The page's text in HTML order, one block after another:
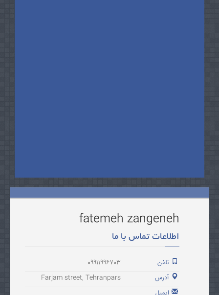
fatemeh zangeneh
اطلاعات تماس با ما
تلفن
09911996703
آدرس
Farjam street, Tehranpars
ایمیل